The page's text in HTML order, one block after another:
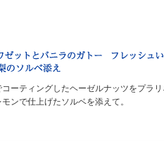
ーティングしたヘーゼルナッツをプラ
ンで仕上げたソルベを添えて。